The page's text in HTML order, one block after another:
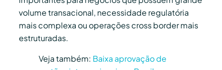
volume transacional, necessidade regulatória
mais complexa ou operações cross border mais
estruturadas.
Veja também: Baixa aprovação de